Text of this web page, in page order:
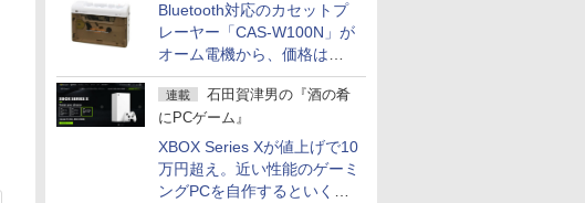
Bluetooth対応のカセットプ
レーヤー「CAS-W100N」が
オーム電機から、価格は
5,940円
連載
石田賀津男の『酒の肴
にPCゲーム』
XBOX Series Xが値上げで10
万円超え。近い性能のゲーミ
ングPCを自作するといくら